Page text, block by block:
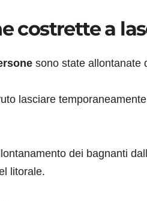
costrette a
sono state allontanate
lasciare
dei bagnanti
litorale.